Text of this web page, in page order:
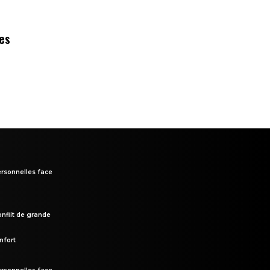
face
de grande